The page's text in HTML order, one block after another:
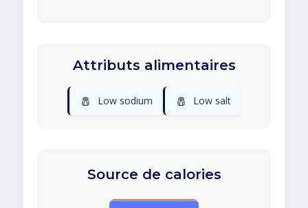
Attributs alimentaires
🧂 Low sodium 🧂 Low salt
Source de calories